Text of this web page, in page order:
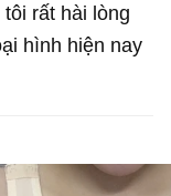
rất hài lòng
hình hiện nay